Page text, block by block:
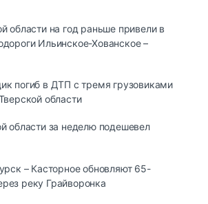
области на год раньше привели в
Ильинское-Хованское –
погиб в ДТП с тремя грузовиками
области
области за неделю подешевел
– Касторное обновляют 65-
реку Грайворонка